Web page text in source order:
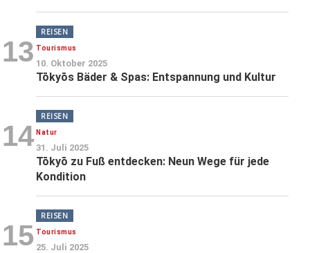
13
REISEN
Tourismus
10. Oktober 2025
Tōkyōs Bäder & Spas: Entspannung und Kultur
14
REISEN
Natur
31. Juli 2025
Tōkyō zu Fuß entdecken: Neun Wege für jede
Kondition
15
REISEN
Tourismus
25. Juli 2025